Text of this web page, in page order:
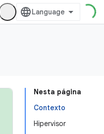
Nesta página
Contexto
Hipervisor